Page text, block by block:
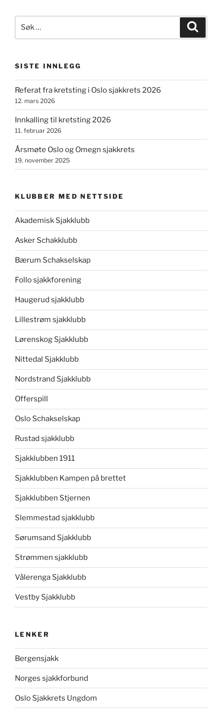
etter:
SISTE INNLEGG
Referat fra kretsting i Oslo sjakkrets 2026
12. mars 2026
Innkalling til kretsting 2026
11. februar 2026
Årsmøte Oslo og Omegn sjakkrets
19. november 2025
KLUBBER MED NETTSIDE
Akademisk Sjakklubb
Asker Schakklubb
Bærum Schakselskap
Follo sjakkforening
Haugerud sjakklubb
Lillestrøm sjakklubb
Lørenskog Sjakklubb
Nittedal Sjakklubb
Nordstrand Sjakklubb
Offerspill
Oslo Schakselskap
Rustad sjakklubb
Sjakklubben 1911
Sjakklubben Kampen på brettet
Sjakklubben Stjernen
Slemmestad sjakklubb
Sørumsand Sjakklubb
Strømmen sjakklubb
Vålerenga Sjakklubb
Vestby Sjakklubb
LENKER
Bergensjakk
Norges sjakkforbund
Oslo Sjakkrets Ungdom